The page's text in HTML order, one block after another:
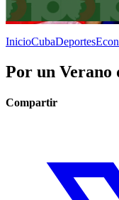
InicioCubaDeportes
Por un Verano
Compartir